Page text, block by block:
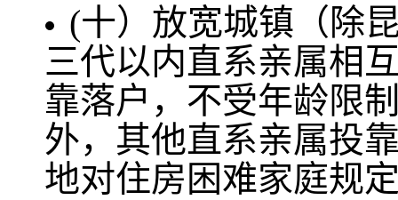
(十）放宽城镇（除
三代以内直系亲属相
靠落户，不受年龄限
外，其他直系亲属投
地对住房困难家庭规